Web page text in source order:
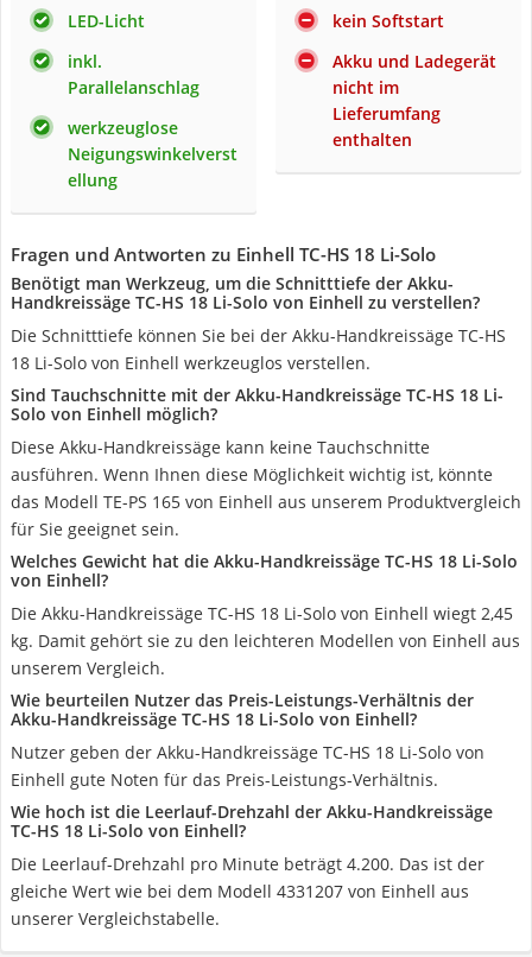
LED-Licht
inkl.
Parallelanschlag
werkzeuglose
Neigungswinkelverst
ellung
kein Softstart
Akku und Ladegerät
nicht im
Lieferumfang
enthalten
Fragen und Antworten zu Einhell TC-HS 18 Li-Solo
Benötigt man Werkzeug, um die Schnitttiefe der Akku-
Handkreissäge TC-HS 18 Li-Solo von Einhell zu verstellen?
Die Schnitttiefe können Sie bei der Akku-Handkreissäge TC-HS
18 Li-Solo von Einhell werkzeuglos verstellen.
Sind Tauchschnitte mit der Akku-Handkreissäge TC-HS 18 Li-
Solo von Einhell möglich?
Diese Akku-Handkreissäge kann keine Tauchschnitte
ausführen. Wenn Ihnen diese Möglichkeit wichtig ist, könnte
das Modell TE-PS 165 von Einhell aus unserem Produktvergleich
für Sie geeignet sein.
Welches Gewicht hat die Akku-Handkreissäge TC-HS 18 Li-Solo
von Einhell?
Die Akku-Handkreissäge TC-HS 18 Li-Solo von Einhell wiegt 2,45
kg. Damit gehört sie zu den leichteren Modellen von Einhell aus
unserem Vergleich.
Wie beurteilen Nutzer das Preis-Leistungs-Verhältnis der
Akku-Handkreissäge TC-HS 18 Li-Solo von Einhell?
Nutzer geben der Akku-Handkreissäge TC-HS 18 Li-Solo von
Einhell gute Noten für das Preis-Leistungs-Verhältnis.
Wie hoch ist die Leerlauf-Drehzahl der Akku-Handkreissäge
TC-HS 18 Li-Solo von Einhell?
Die Leerlauf-Drehzahl pro Minute beträgt 4.200. Das ist der
gleiche Wert wie bei dem Modell 4331207 von Einhell aus
unserer Vergleichstabelle.